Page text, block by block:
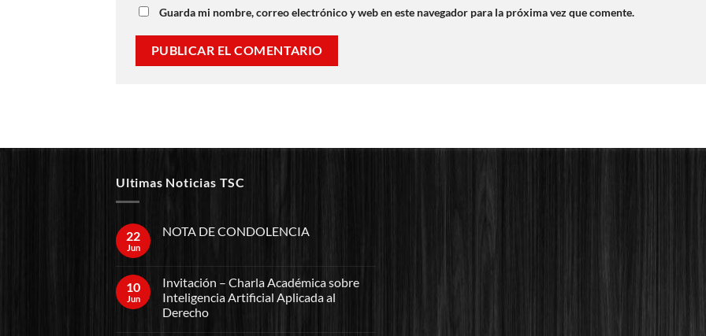
Guarda mi nombre, correo electrónico y web en este navegador para la próxima vez que comente.
Ultimas Noticias TSC
22
Jun
NOTA DE CONDOLENCIA
10
Jun
Invitación – Charla Académica sobre
Inteligencia Artificial Aplicada al
Derecho